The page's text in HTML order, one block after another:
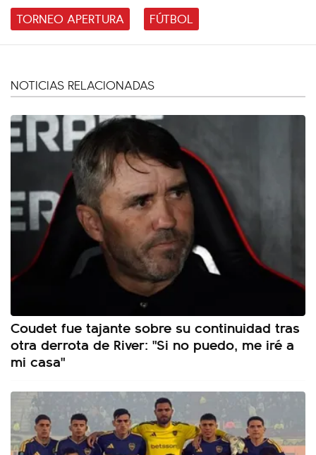
TORNEO APERTURA
FÚTBOL
NOTICIAS RELACIONADAS
Coudet fue tajante sobre su continuidad tras
otra derrota de River: "Si no puedo, me iré a
mi casa"